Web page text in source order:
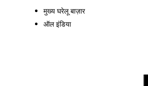
मुख्य घरेलू बाज़ार
ऑल इंडिया